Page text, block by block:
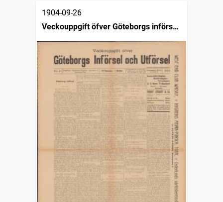
1904-09-26
Veckouppgift öfver Göteborgs införsel